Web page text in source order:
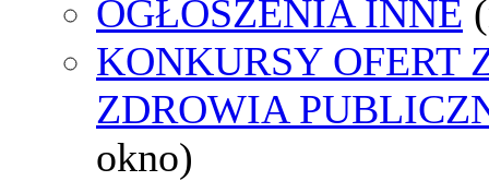
OGŁOSZENIA INNE
KONKURSY OFERT
ZDROWIA
okno)